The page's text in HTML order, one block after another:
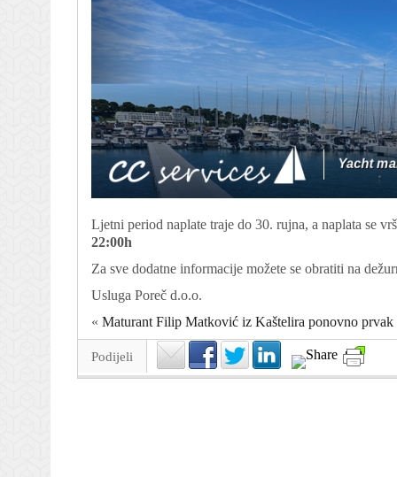
Ljetni period naplate traje do 30. rujna, a naplata se
22:00h
Za sve dodatne informacije možete se obratiti na
Usluga Poreč d.o.o.
« Maturant Filip Matković iz Kaštelira ponovno prvak
Podijeli